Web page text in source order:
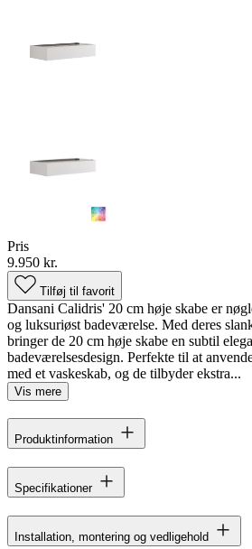
Pris
9.950 kr.
Tilføj til favorit
Dansani Calidris' 20 cm høje skabe er
og luksuriøst badeværelse. Med deres
bringer de 20 cm høje skabe en subtil
badeværelsesdesign. Perfekte til at
med et vaskeskab, og de tilbyder ekstra...
Vis mere
Produktinformation
Specifikationer
Installation, montering og vedligehold